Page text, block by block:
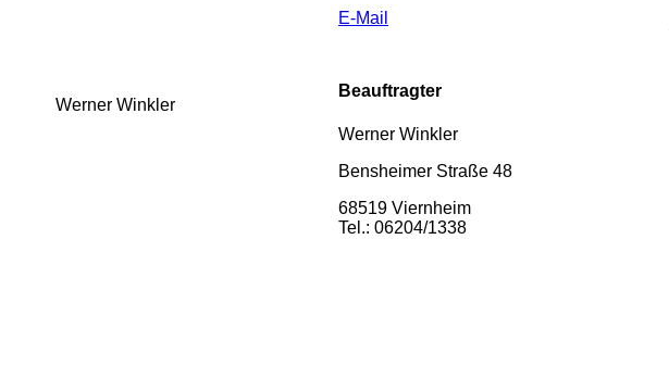
E-Mail
Werner Winkler
Beauftragter
Werner Winkler
Bensheimer Straße 48
68519 Viernheim
Tel.: 06204/1338